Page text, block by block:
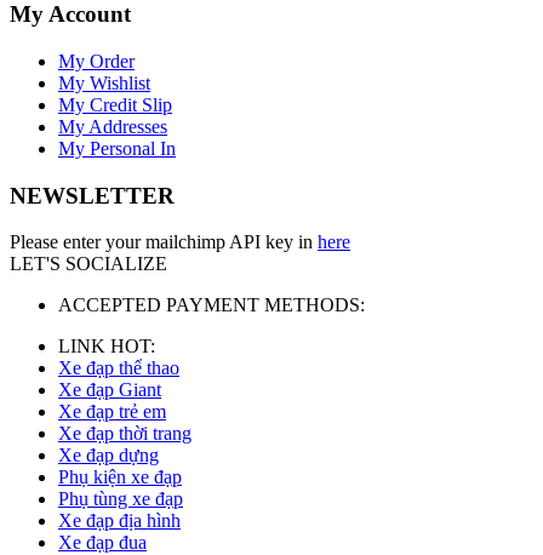
My Account
My Order
My Wishlist
My Credit Slip
My Addresses
My Personal In
NEWSLETTER
Please enter your mailchimp API key in here
LET'S SOCIALIZE
ACCEPTED PAYMENT METHODS:
LINK HOT:
Xe đạp thể thao
Xe đạp Giant
Xe đạp trẻ em
Xe đạp thời trang
Xe đạp dựng
Phụ kiện xe đạp
Phụ tùng xe đạp
Xe đạp địa hình
Xe đạp đua